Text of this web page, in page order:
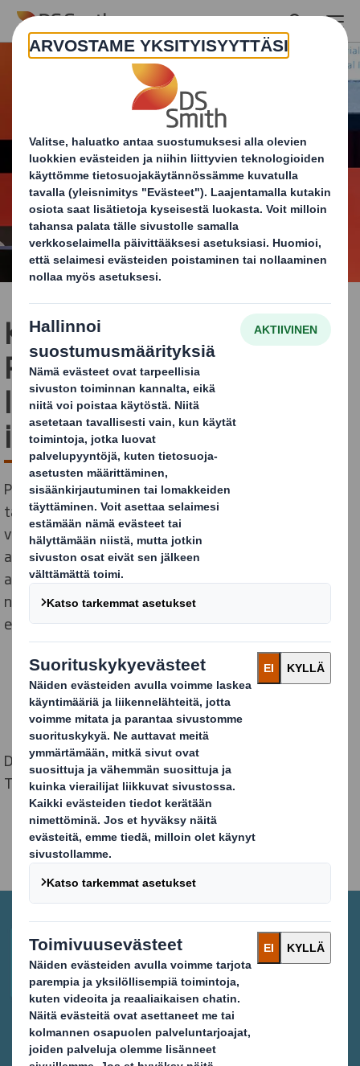
Skip to main content
Kerromme
PackSummitissa, miten
lainsäädäntö voi olla
inspiraatio innovaatioille
PackSummit on vuoden mielenkiintoisin pakkausalan
tapahtuma, jossa voi kuulla hyviä esityksiä ja
verkostuitua alan ihmisten kanssa. Tämä
ainutlaatuinen tilaisuus tuo yhteen pakkausalan
ammattilaiset, innovaattorit ja päättäjät vaihtamaan
näkemyksiään ja perehtymään alan uusimpiin
edistysaskeliin.
DS Smith on mukana tänäkin vuonna PackSummitissa
Tampere-talossa marraskuun 19.päivä.